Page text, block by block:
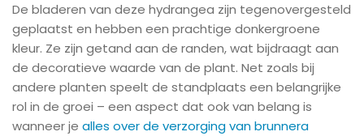
De bladeren van deze hydrangea zijn tegenovergesteld
geplaatst en hebben een prachtige donkergroene
kleur. Ze zijn getand aan de randen, wat bijdraagt aan
de decoratieve waarde van de plant. Net zoals bij
andere planten speelt de standplaats een belangrijke
rol in de groei – een aspect dat ook van belang is
wanneer je alles over de verzorging van brunnera